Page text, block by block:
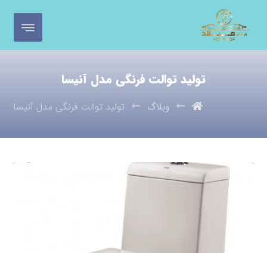
تولید توالت فرنگی مدل آنیسا
وبلاگ تولید توالت فرنگی مدل آنیسا